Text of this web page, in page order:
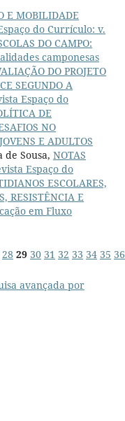
E MOBILIDADE
do Currículo: v.
DO CAMPO:
camponesas
DO PROJETO
SEGUNDO A
Espaço do
DE
NO
E ADULTOS
Sousa, NOTAS
Espaço do
ESCOLARES,
RESISTÊNCIA E
em Fluxo
28 29 30 31 32 33 34 35 36
avançada por